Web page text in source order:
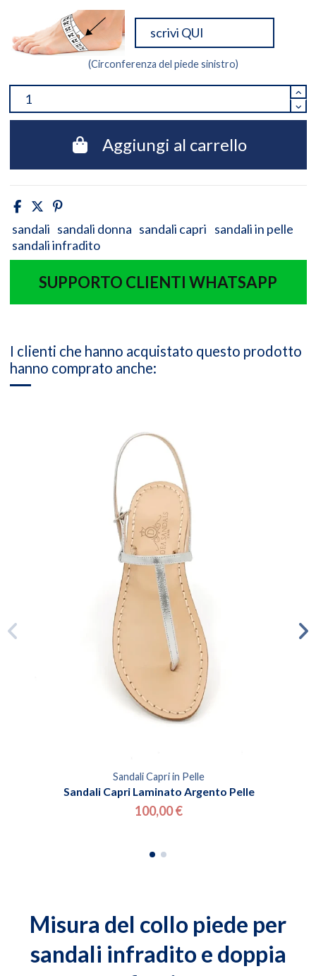
(Circonferenza del piede sinistro)
Aggiungi al carrello
sandali sandali donna sandali capri sandali in pelle
sandali infradito
SUPPORTO CLIENTI WHATSAPP
I clienti che hanno acquistato questo prodotto
hanno comprato anche:
Sandali Capri in Pelle
Sandali Capri Laminato Argento Pelle
100,00 €
Misura del collo piede per
sandali infradito e doppia